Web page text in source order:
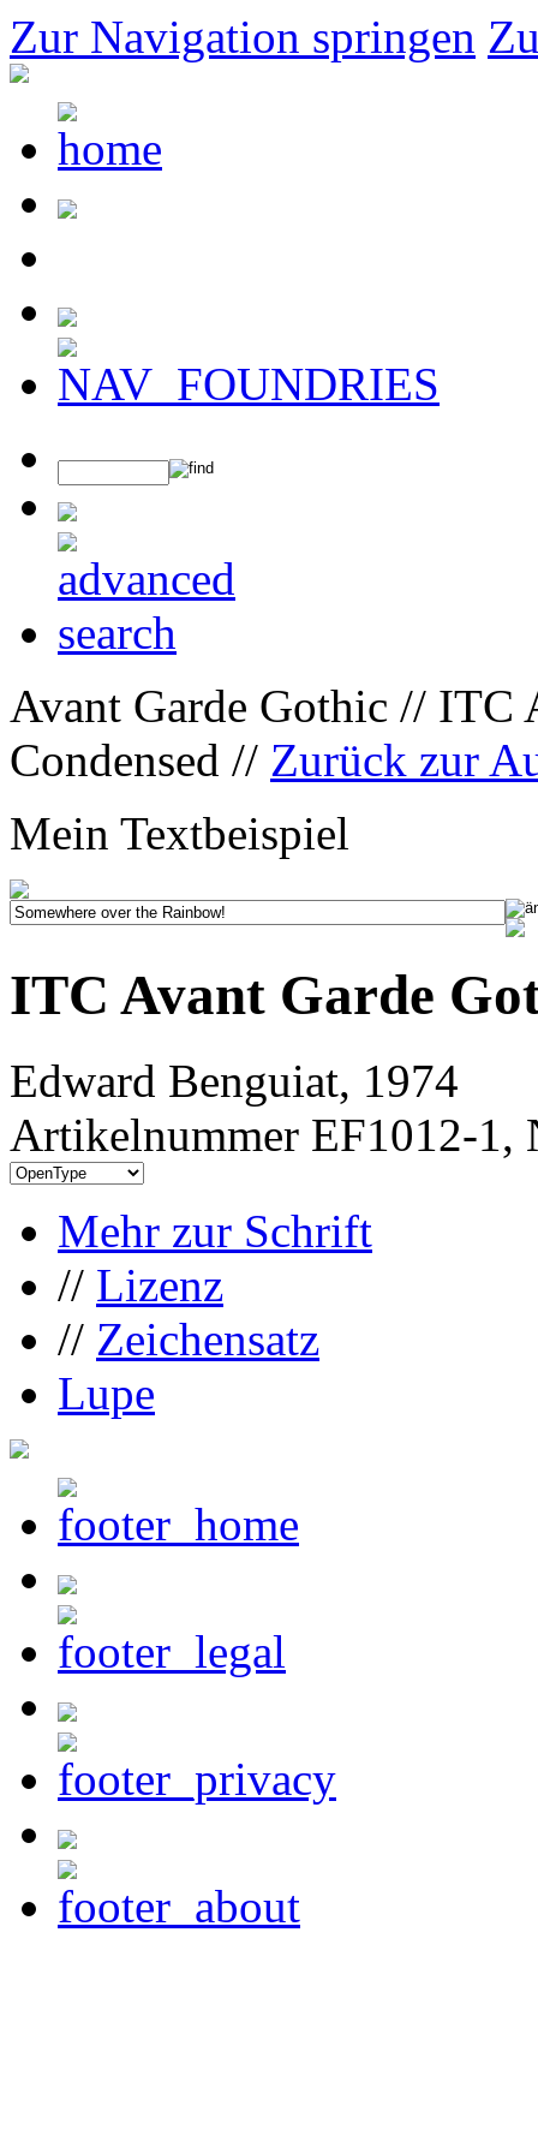
Zur Navigation springen
Avant Garde Gothic // ITC
Condensed // Zurück zur
Mein Textbeispiel
ITC Avant Garde
Edward Benguiat, 1974
Artikelnummer EF1012-1,
Mehr zur Schrift
// Lizenz
// Zeichensatz
Lupe